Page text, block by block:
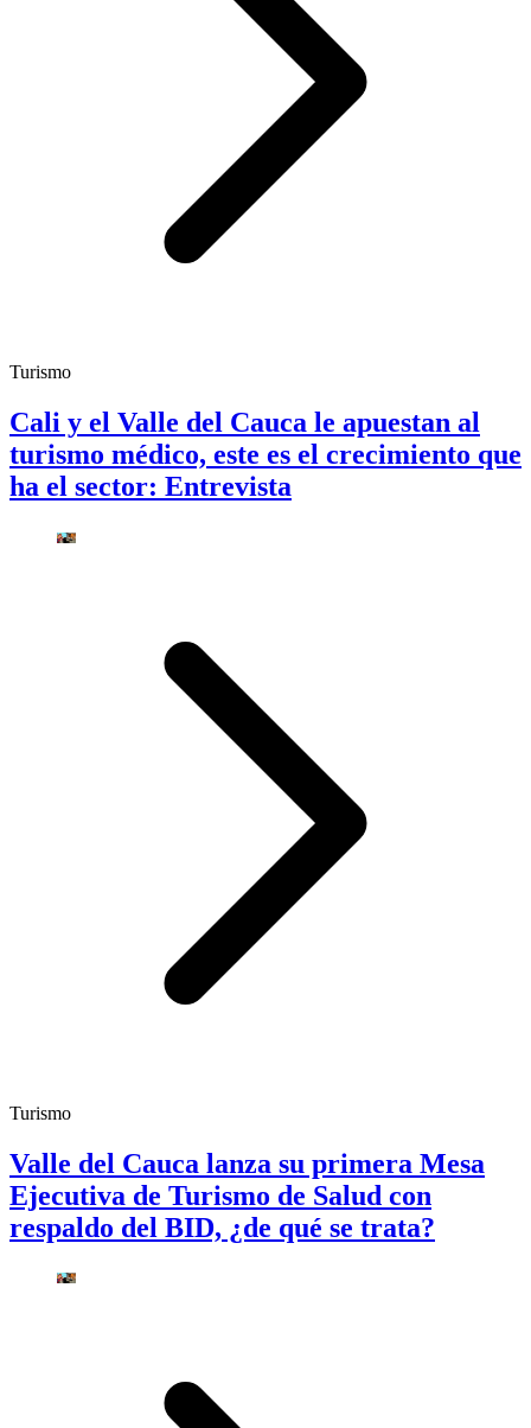
Turismo
Cali y el Valle del Cauca le apuestan al
turismo médico, este es el crecimiento que
ha el sector: Entrevista
Turismo
Valle del Cauca lanza su primera Mesa
Ejecutiva de Turismo de Salud con
respaldo del BID, ¿de qué se trata?